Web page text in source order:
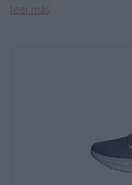
leer más